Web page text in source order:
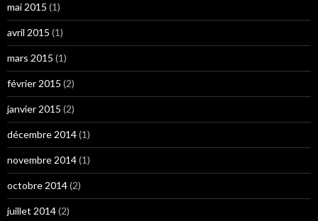
mai 2015 (1)
avril 2015 (1)
mars 2015 (1)
février 2015 (2)
janvier 2015 (2)
décembre 2014(1)
novembre 2014(1)
octobre 2014(2)
juillet 2014(2)